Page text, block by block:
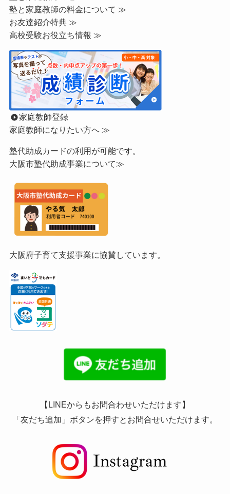
塾と家庭教師の料金について ≫
お友達紹介特典 ≫
高校受験お役立ち情報 ≫
家庭教師登録
家庭教師になりたい方へ ≫
塾代助成カードの利用が可能です。
大阪市塾代助成事業について≫
大阪府子育て支援事業に協賛しています。
【LINEからもお問合わせいただけます】
「友だち追加」ボタンを押すとお問合せいただけます。